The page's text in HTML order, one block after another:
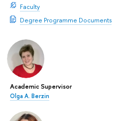
Faculty
Degree Programme Documents
Academic Supervisor
Olga A. Berzin